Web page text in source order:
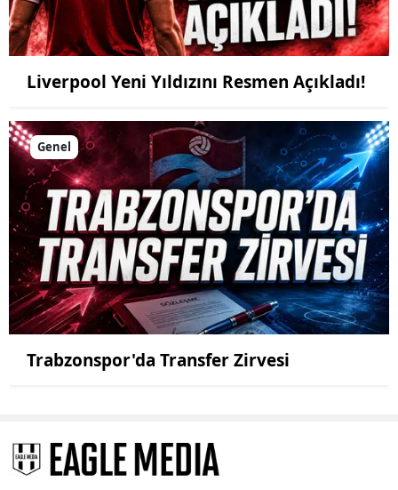
Liverpool Yeni Yıldızını Resmen Açıkladı!
Genel
Trabzonspor'da Transfer Zirvesi